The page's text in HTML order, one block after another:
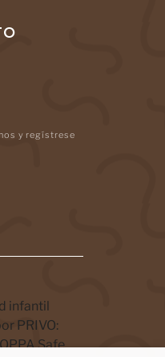
y regístrese